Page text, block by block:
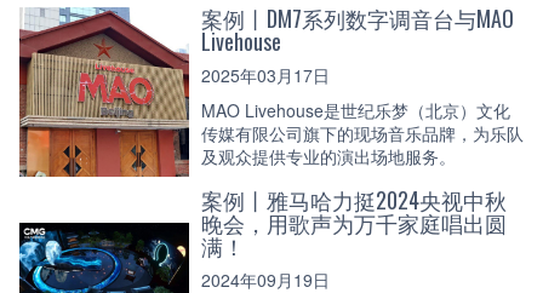
案例丨DM7系列数字调音台与MAO
Livehouse
2025年03月17日
MAO Livehouse是世纪乐梦（北京）文化
传媒有限公司旗下的现场音乐品牌，为乐队
及观众提供专业的演出场地服务。
案例丨雅马哈力挺2024央视中秋
晚会，用歌声为万千家庭唱出圆
满！
2024年09月19日